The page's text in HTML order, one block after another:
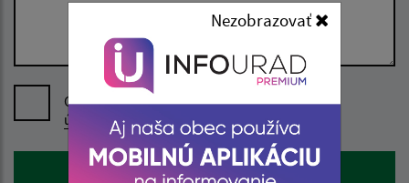
Nezobrazovať
Oboznámil som sa sospracúvaním osobných
údajov
Google reCaptcha ResponseOdoslať správu